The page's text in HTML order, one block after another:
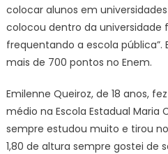
colocar alunos em
colocou dentro da universidade
frequentando a escola pública”.
mais de 700 pontos no Enem.
Emilenne Queiroz, de 18 anos,
médio na Escola Estadual Maria
sempre estudou muito e tirou
1,80 de altura sempre gostei de